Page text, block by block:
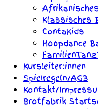
Klassisches
ContaKids
Hoopdance
Kursleiter:innen
Spielregeln/AGB
Kontakt/
Brotfabrik